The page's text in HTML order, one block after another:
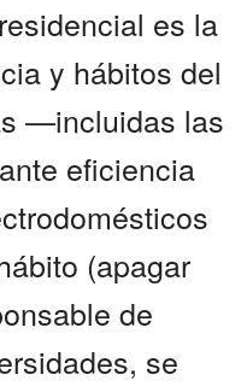
es la
y hábitos del
—incluidas las
eficiencia
(apagar
de
se